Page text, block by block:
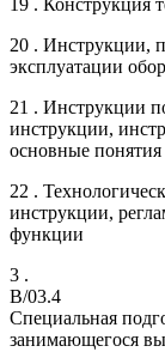
20 . Инструкции,
эксплуатации
21 . Инструкции
инструкции,
основные понятия
22 .
инструкции,
функции
3 .
B/03.4
Специальная
занимающегося